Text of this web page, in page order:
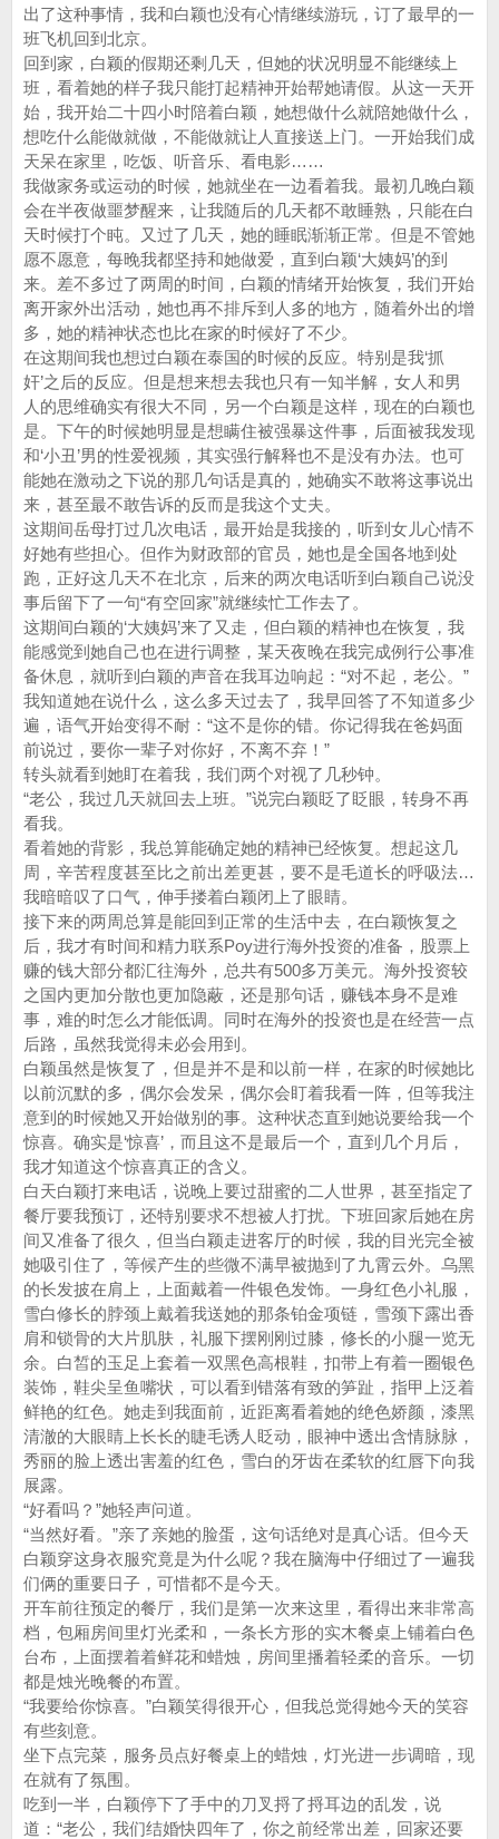
出了这种事情，我和白颖也没有心情继续游玩，订了最早的一
班飞机回到北京。
回到家，白颖的假期还剩几天，但她的状况明显不能继续上
班，看着她的样子我只能打起精神开始帮她请假。从这一天开
始，我开始二十四小时陪着白颖，她想做什么就陪她做什么，
想吃什么能做就做，不能做就让人直接送上门。一开始我们成
天呆在家里，吃饭、听音乐、看电影……
我做家务或运动的时候，她就坐在一边看着我。最初几晚白颖
会在半夜做噩梦醒来，让我随后的几天都不敢睡熟，只能在白
天时候打个盹。又过了几天，她的睡眠渐渐正常。但是不管她
愿不愿意，每晚我都坚持和她做爱，直到白颖‘大姨妈’的到
来。差不多过了两周的时间，白颖的情绪开始恢复，我们开始
离开家外出活动，她也再不排斥到人多的地方，随着外出的增
多，她的精神状态也比在家的时候好了不少。
在这期间我也想过白颖在泰国的时候的反应。特别是我‘抓
奸’之后的反应。但是想来想去我也只有一知半解，女人和男
人的思维确实有很大不同，另一个白颖是这样，现在的白颖也
是。下午的时候她明显是想瞒住被强暴这件事，后面被我发现
和‘小丑’男的性爱视频，其实强行解释也不是没有办法。也可
能她在激动之下说的那几句话是真的，她确实不敢将这事说出
来，甚至最不敢告诉的反而是我这个丈夫。
这期间岳母打过几次电话，最开始是我接的，听到女儿心情不
好她有些担心。但作为财政部的官员，她也是全国各地到处
跑，正好这几天不在北京，后来的两次电话听到白颖自己说没
事后留下了一句“有空回家”就继续忙工作去了。
这期间白颖的‘大姨妈’来了又走，但白颖的精神也在恢复，我
能感觉到她自己也在进行调整，某天夜晚在我完成例行公事准
备休息，就听到白颖的声音在我耳边响起：“对不起，老公。”
我知道她在说什么，这么多天过去了，我早回答了不知道多少
遍，语气开始变得不耐：“这不是你的错。你记得我在爸妈面
前说过，要你一辈子对你好，不离不弃！”
转头就看到她盯在着我，我们两个对视了几秒钟。
“老公，我过几天就回去上班。”说完白颖眨了眨眼，转身不再
看我。
看着她的背影，我总算能确定她的精神已经恢复。想起这几
周，辛苦程度甚至比之前出差更甚，要不是毛道长的呼吸法…
我暗暗叹了口气，伸手搂着白颖闭上了眼睛。
接下来的两周总算是能回到正常的生活中去，在白颖恢复之
后，我才有时间和精力联系Poy进行海外投资的准备，股票上
赚的钱大部分都汇往海外，总共有500多万美元。海外投资较
之国内更加分散也更加隐蔽，还是那句话，赚钱本身不是难
事，难的时怎么才能低调。同时在海外的投资也是在经营一点
后路，虽然我觉得未必会用到。
白颖虽然是恢复了，但是并不是和以前一样，在家的时候她比
以前沉默的多，偶尔会发呆，偶尔会盯着我看一阵，但等我注
意到的时候她又开始做别的事。这种状态直到她说要给我一个
惊喜。确实是‘惊喜’，而且这不是最后一个，直到几个月后，
我才知道这个惊喜真正的含义。
白天白颖打来电话，说晚上要过甜蜜的二人世界，甚至指定了
餐厅要我预订，还特别要求不想被人打扰。下班回家后她在房
间又准备了很久，但当白颖走进客厅的时候，我的目光完全被
她吸引住了，等候产生的些微不满早被抛到了九霄云外。乌黑
的长发披在肩上，上面戴着一件银色发饰。一身红色小礼服，
雪白修长的脖颈上戴着我送她的那条铂金项链，雪颈下露出香
肩和锁骨的大片肌肤，礼服下摆刚刚过膝，修长的小腿一览无
余。白皙的玉足上套着一双黑色高根鞋，扣带上有着一圈银色
装饰，鞋尖呈鱼嘴状，可以看到错落有致的笋趾，指甲上泛着
鲜艳的红色。她走到我面前，近距离看着她的绝色娇颜，漆黑
清澈的大眼睛上长长的睫毛诱人眨动，眼神中透出含情脉脉，
秀丽的脸上透出害羞的红色，雪白的牙齿在柔软的红唇下向我
展露。
“好看吗？”她轻声问道。
“当然好看。”亲了亲她的脸蛋，这句话绝对是真心话。但今天
白颖穿这身衣服究竟是为什么呢？我在脑海中仔细过了一遍我
们俩的重要日子，可惜都不是今天。
开车前往预定的餐厅，我们是第一次来这里，看得出来非常高
档，包厢房间里灯光柔和，一条长方形的实木餐桌上铺着白色
台布，上面摆着着鲜花和蜡烛，房间里播着轻柔的音乐。一切
都是烛光晚餐的布置。
“我要给你惊喜。”白颖笑得很开心，但我总觉得她今天的笑容
有些刻意。
坐下点完菜，服务员点好餐桌上的蜡烛，灯光进一步调暗，现
在就有了氛围。
吃到一半，白颖停下了手中的刀叉捋了捋耳边的乱发，说
道：“老公，我们结婚快四年了，你之前经常出差，回家还要